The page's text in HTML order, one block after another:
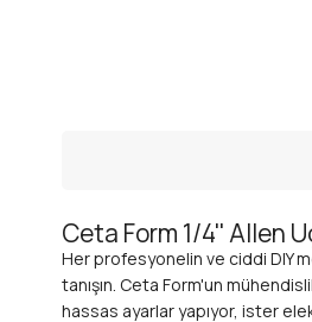
Ceta Form 1/4'' Allen
Her profesyonelin ve ciddi DIY
tanışın. Ceta Form'un
hassas ayarlar yapıyor, ister